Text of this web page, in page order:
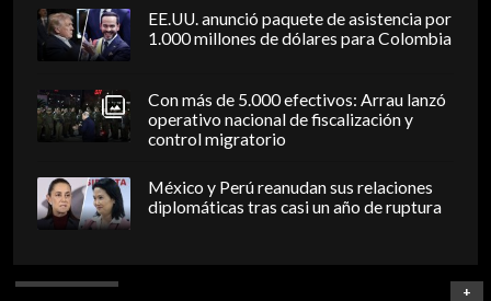
EE.UU. anunció paquete de asistencia por
1.000 millones de dólares para Colombia
Con más de 5.000 efectivos: Arrau lanzó
operativo nacional de fiscalización y
control migratorio
México y Perú reanudan sus relaciones
diplomáticas tras casi un año de ruptura
+